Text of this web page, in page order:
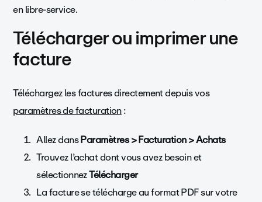
en libre-service.
Télécharger ou imprimer une
facture
Téléchargez les factures directement depuis vos
paramètres de facturation:
Allez dansParamètres > Facturation > Achats
Trouvez l’achat dont vous avez besoin et
sélectionnezTélécharger
La facture se télécharge au format PDF sur votre